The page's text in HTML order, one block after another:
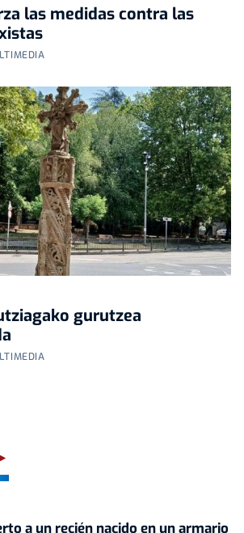
las medidas contra las
gurutzea
a un recién nacido en un armario